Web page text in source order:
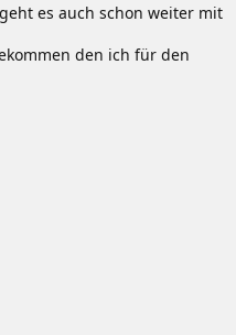
es auch schon weiter mit
den ich für den